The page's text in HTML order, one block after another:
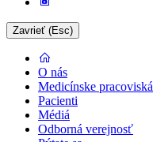
Zavrieť (Esc)
O nás
Medicínske pracoviská
Pacienti
Médiá
Odborná verejnosť